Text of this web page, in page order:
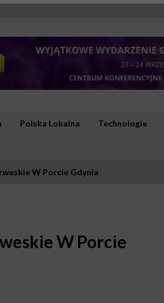
Polska Lokalna Technologie
W Porcie Gdynia
W Porcie